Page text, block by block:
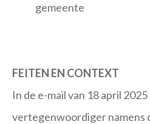
gemeente
FEITEN EN CONTEXT
In de e-mail van 18 april
vertegenwoordiger namens